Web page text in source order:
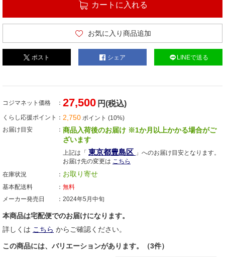
カートに入れる
お気に入り商品追加
ポスト シェア LINEで送る
コジマネット価格 27,500 円(税込)
くらし応援ポイント 2,750 ポイント (10%)
お届け目安
商品入荷後のお届け ※1か月以上かかる場合がご
ざいます
上記は「 東京都豊島区 」へのお届け目安となります。
お届け先の変更は こちら
在庫状況
お取り寄せ
基本配送料
無料
メーカー発売日
2024年5月中旬
本商品は宅配便でのお届けになります。
詳しくは こちら からご確認ください。
この商品には、バリエーションがあります。（3件）